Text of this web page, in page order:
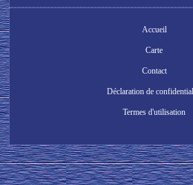
Accueil
Carte
Contact
Déclaration de
Termes d'utilisation